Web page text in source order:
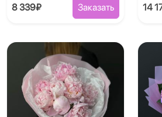
8 339₽ Заказать 14